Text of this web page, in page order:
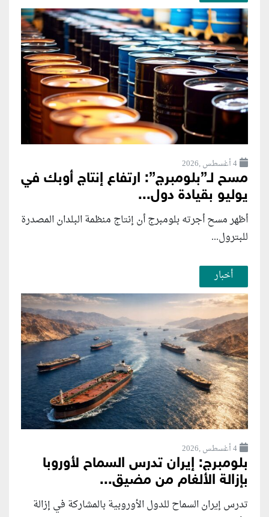
4 أغسطس ,2026
مسح لـ”بلومبرج”: ارتفاع إنتاج أوبك في
يوليو بقيادة دول...
أظهر مسح أجرته بلومبرج أن إنتاج منظمة البلدان المصدرة
للبترول...
أخبار
4 أغسطس ,2026
بلومبرج: إيران تدرس السماح لأوروبا
بإزالة الألغام من مضيق...
تدرس إيران السماح للدول الأوروبية بالمشاركة في إزالة